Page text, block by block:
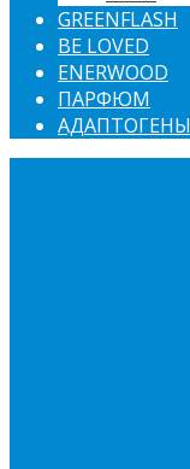
GREENFLASH
BE LOVED
ENERWOOD
ПАРФЮМ
АДАПТОГЕНЫ